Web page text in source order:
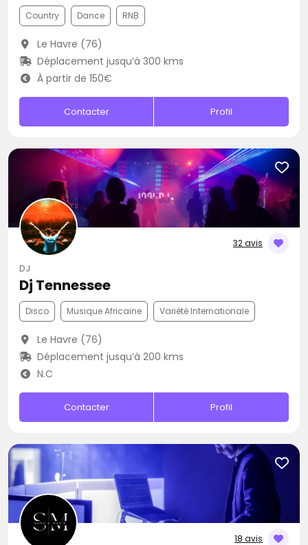
Country Dance RNB
Le Havre (76)
Déplacement jusqu’à 300 kms
À partir de 150€
Contacter Profil
32 avis
DJ
Dj Tennessee
Disco Musique Africaine Variété Internationale
Le Havre (76)
Déplacement jusqu’à 200 kms
N.C
Contacter Profil
18 avis